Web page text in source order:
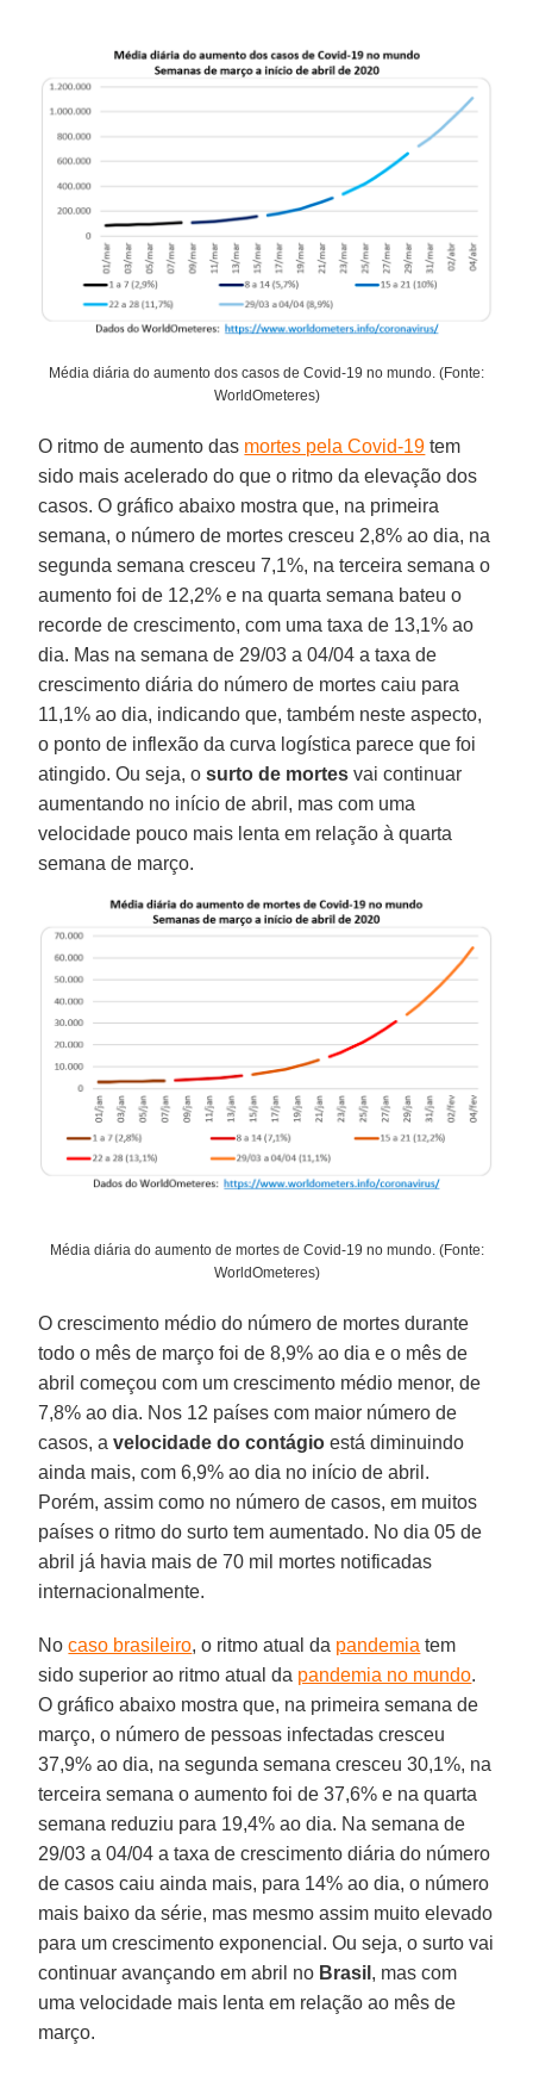
Média diária do aumento dos casos de Covid-19 no mundo. (Fonte:
WorldOmeteres)
O ritmo de aumento das mortes pela Covid-19 tem
sido mais acelerado do que o ritmo da elevação dos
casos. O gráfico abaixo mostra que, na primeira
semana, o número de mortes cresceu 2,8% ao dia, na
segunda semana cresceu 7,1%, na terceira semana o
aumento foi de 12,2% e na quarta semana bateu o
recorde de crescimento, com uma taxa de 13,1% ao
dia. Mas na semana de 29/03 a 04/04 a taxa de
crescimento diária do número de mortes caiu para
11,1% ao dia, indicando que, também neste aspecto,
o ponto de inflexão da curva logística parece que foi
atingido. Ou seja, osurto de mortes vai continuar
aumentando no início de abril, mas com uma
velocidade pouco mais lenta em relação à quarta
semana de março.
Média diária do aumento de mortes de Covid-19 no mundo. (Fonte:
WorldOmeteres)
O crescimento médio do número de mortes durante
todo o mês de março foi de 8,9% ao dia e o mês de
abril começou com um crescimento médio menor, de
7,8% ao dia. Nos 12 países com maior número de
casos, avelocidade do contágioestá diminuindo
ainda mais, com 6,9% ao dia no início de abril.
Porém, assim como no número de casos, em muitos
países o ritmo do surto tem aumentado. No dia 05 de
abril já havia mais de 70 mil mortes notificadas
internacionalmente.
Nocaso brasileiro, o ritmo atual da pandemia tem
sido superior ao ritmo atual da pandemia no mundo.
O gráfico abaixo mostra que, na primeira semana de
março, o número de pessoas infectadas cresceu
37,9% ao dia, na segunda semana cresceu 30,1%, na
terceira semana o aumento foi de 37,6% e na quarta
semana reduziu para 19,4% ao dia. Na semana de
29/03 a 04/04 a taxa de crescimento diária do número
de casos caiu ainda mais, para 14% ao dia, o número
mais baixo da série, mas mesmo assim muito elevado
para um crescimento exponencial. Ou seja, o surto vai
continuar avançando em abril no Brasil , mas com
uma velocidade mais lenta em relação ao mês de
março.